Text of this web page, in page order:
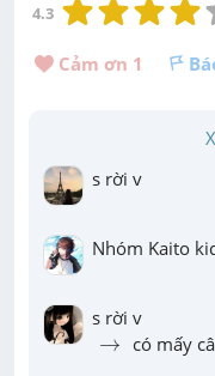
4.3
Cảm ơn 1
s rời v
Nhóm Kaito
→
→ có mấy